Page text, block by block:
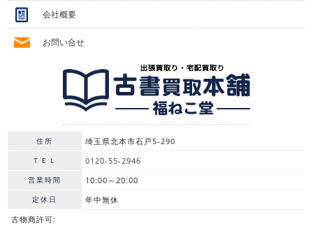
会社概要
お問い合せ
住所 埼玉県北本市石戸5-290
ＴＥＬ 0120-55-2946
営業時間 10:00～20:00
定休日
年中無休
古物商許可: